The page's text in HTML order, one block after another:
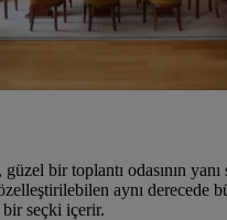
bir toplantı odasının yanı
aynı derecede
seçki içerir.